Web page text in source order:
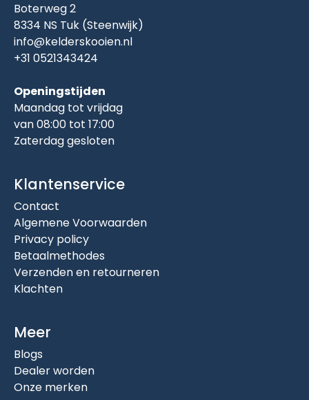
Boterweg 2
8334 NS Tuk (Steenwijk)
info@kelderskooien.nl
+31 0521343424
Openingstijden
Maandag tot vrijdag
van 08:00 tot 17:00
Zaterdag gesloten
Klantenservice
Contact
Algemene Voorwaarden
Privacy policy
Betaalmethodes
Verzenden en retourneren
Klachten
Meer
Blogs
Dealer worden
Onze merken